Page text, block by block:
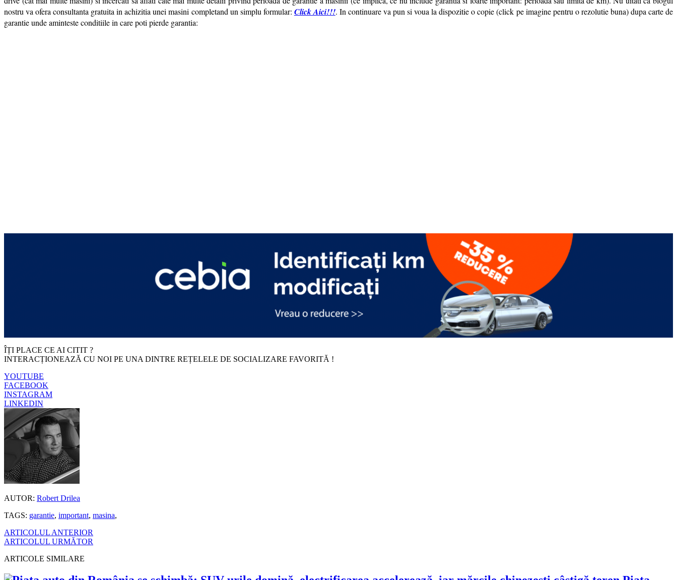
nostru va ofera consultanta gratuita in achizitia unei masini completand un simplu formular: Click Aici!!!. In continuare va pun si voua la dispozitie o copie (click pe imagine pentru o rezolutie buna) dupa carte de
garantie unde aminteste conditiile in care poti pierde garantia:
ÎȚI PLACE CE AI CITIT ?
INTERACȚIONEAZĂ CU NOI PE UNA DINTRE REȚELELE DE SOCIALIZARE FAVORITĂ !
YOUTUBE
FACEBOOK
INSTAGRAM
LINKEDIN
AUTOR: Robert Drilea
TAGS: garantie, important, masina,
ARTICOLUL ANTERIOR
ARTICOLUL URMĂTOR
ARTICOLE SIMILARE